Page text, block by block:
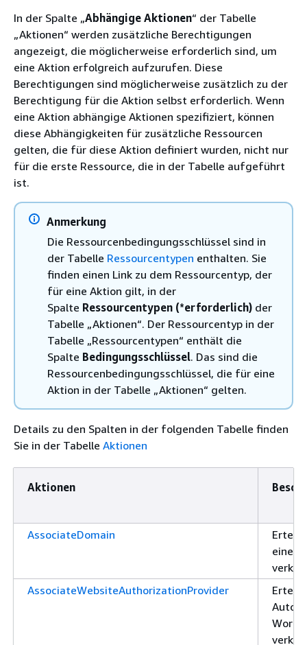
In der Spalte „Abhängige Aktionen“ der Tabelle
„Aktionen“ werden zusätzliche Berechtigungen
angezeigt, die möglicherweise erforderlich sind, um
eine Aktion erfolgreich aufzurufen. Diese
Berechtigungen sind möglicherweise zusätzlich zu der
Berechtigung für die Aktion selbst erforderlich. Wenn
eine Aktion abhängige Aktionen spezifiziert, können
diese Abhängigkeiten für zusätzliche Ressourcen
gelten, die für diese Aktion definiert wurden, nicht nur
für die erste Ressource, die in der Tabelle aufgeführt
ist.
Anmerkung
Die Ressourcenbedingungsschlüssel sind in
der Tabelle Ressourcentypen enthalten. Sie
finden einen Link zu dem Ressourcentyp, der
für eine Aktion gilt, in der
Spalte Ressourcentypen (*erforderlich) der
Tabelle „Aktionen“. Der Ressourcentyp in der
Tabelle „Ressourcentypen“ enthält die
Spalte Bedingungsschlüssel. Das sind die
Ressourcenbedingungsschlüssel, die für eine
Aktion in der Tabelle „Aktionen“ gelten.
Details zu den Spalten in der folgenden Tabelle finden
Sie in der Tabelle Aktionen
Aktionen
AssociateDomain
Erteilt
einer
AssociateWebsiteAuthorizationProvider
Erteilt